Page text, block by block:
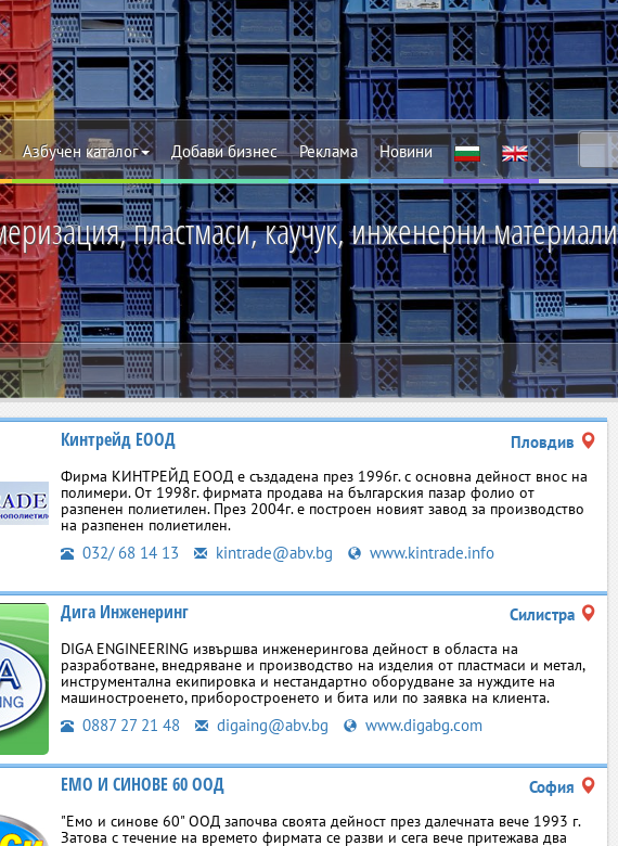
Азбучен каталог Добави бизнес Реклама Новини
пластмаси, каучук, инженерни
Кинтрейд ЕООД Пловдив
Фирма КИНТРЕЙД ЕООД е създадена през 1996г. с основна дейност внос на
полимери. От 1998г. фирмата продава на българския пазар фолио от
разпенен полиетилен. През 2004г. е построен новият завод за производство
на разпенен полиетилен.
032/ 68 14 13 kintrade@abv.bg www.kintrade.info
Дига Инженеринг Силистра
DIGA ENGINEERING извършва инженерингова дейност в областа на
разработване, внедряване и производство на изделия от пластмаси и метал,
инструментална екипировка и нестандартно оборудване за нуждите на
машиностроенето, приборостроенето и бита или по заявка на клиента.
0887 27 21 48 digaing@abv.bg www.digabg.com
ЕМО И СИНОВЕ 60 ООД София
"Емо и синове 60" ООД започва своята дейност през далечната вече 1993 г.
Затова с течение на времето фирмата се разви и сега вече притежава два